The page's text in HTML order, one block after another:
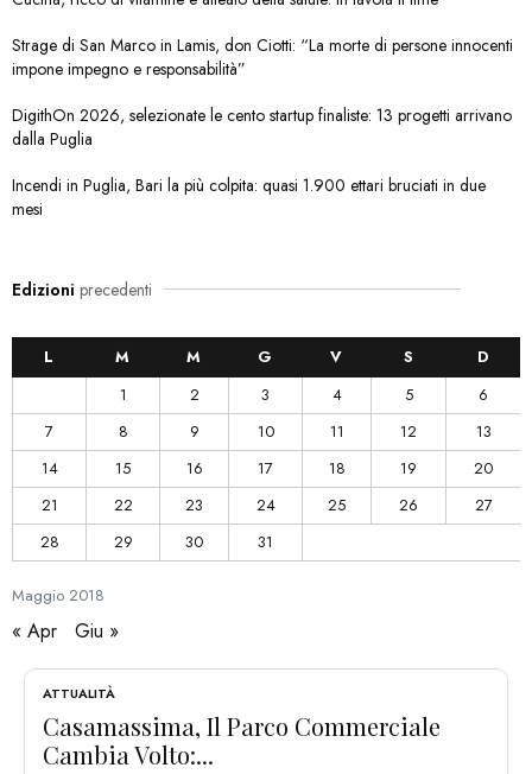
Strage di San Marco in Lamis, don Ciotti: “La morte di persone innocenti
impone impegno e responsabilità”
DigithOn 2026, selezionate le cento startup finaliste: 13 progetti arrivano
dalla Puglia
Incendi in Puglia, Bari la più colpita: quasi 1.900 ettari bruciati in due
mesi
Edizioni precedenti
Maggio 2018
L M M G V S
D
1
2 3 4 5
6
7
8 9 10 11 12
13
14
15 16 17 18 19
20
21
22 23 24 25 26
27
28
29 30 31
« Apr Giu »
ATTUALITÀ
Casamassima, Il Parco Commerciale
Cambia Volto:...